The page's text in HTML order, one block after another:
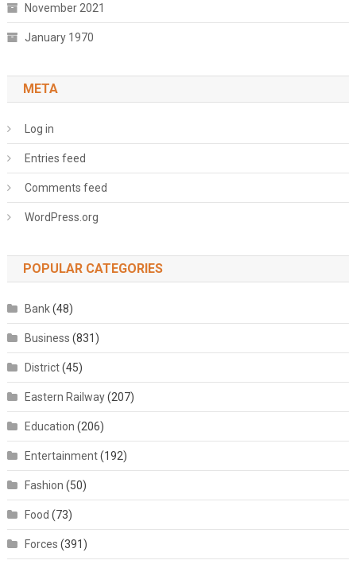
November 2021
January 1970
META
Log in
Entries feed
Comments feed
WordPress.org
POPULAR CATEGORIES
Bank(48)
Business (831)
District(45)
Eastern Railway(207)
Education (206)
Entertainment(192)
Fashion (50)
Food (73)
Forces (391)